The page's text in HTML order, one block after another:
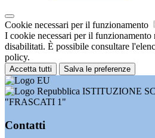
Cookie necessari per il funzionamento
I cookie necessari per il funzionamento
disabilitati. È possibile consultare
policy.
Accetta tutti Salva le preferenze
ISTITUZIONE
"FRASCATI 1"
Contatti